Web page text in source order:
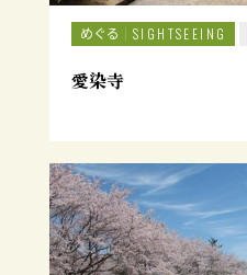
めぐる SIGHTSEEING
愛染寺